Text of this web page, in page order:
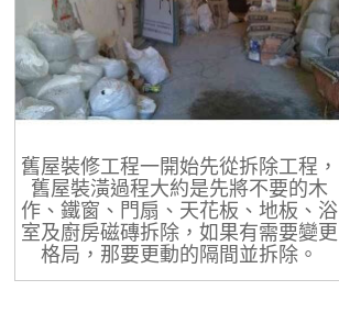
舊屋裝修工程一開始先從拆除工程，
舊屋裝潢過程大約是先將不要的木
作、鐵窗、門扇、天花板、地板、浴
室及廚房磁磚拆除，如果有需要變更
格局，那要更動的隔間並拆除。